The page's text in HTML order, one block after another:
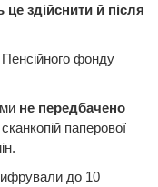
здійснити й після
фонду
не передбачено
сканкопій паперової
до 10